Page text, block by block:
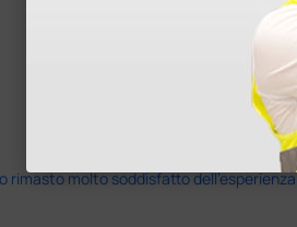
rimasto molto soddisfatto